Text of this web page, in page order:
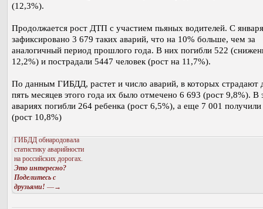
(12,3%).
Продолжается рост ДТП с участием пьяных водителей. С
зафиксировано 3 679 таких аварий, что на 10% больше, чем за
аналогичный период прошлого года. В них погибли 522
12,2%) и пострадали 5447 человек (рост на 11,7%).
По данным ГИБДД, растет и число аварий, в которых страдают
пять месяцев этого года их было отмечено 6 693 (рост 9,8%). В
авариях погибли 264 ребенка (рост 6,5%), а еще 7 001 получили
(рост 10,8%)
ГИБДД обнародовала
статистику аварийности
на российских дорогах.
Это интересно?
Поделитесь с
друзьями! —→